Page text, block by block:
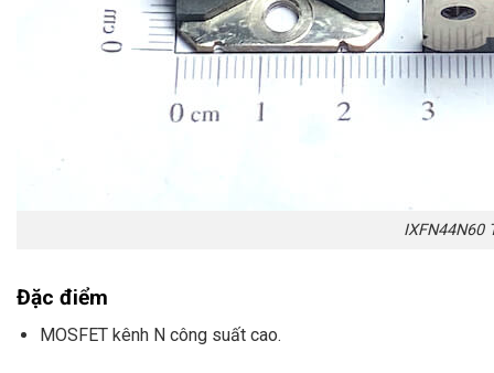
IXFN44N60
Đặc điểm
MOSFET kênh N công suất cao.